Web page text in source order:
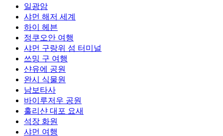
일광암
샤먼 해저 세계
하이 헤븐
정쿠오안 여행
샤먼 구랑위 섬 터미널
쓰밍 구 여행
샨유에 공원
완시 식물원
남보타사
바이루저우 공원
훌리샨 대포 요새
석장 화원
샤먼 여행